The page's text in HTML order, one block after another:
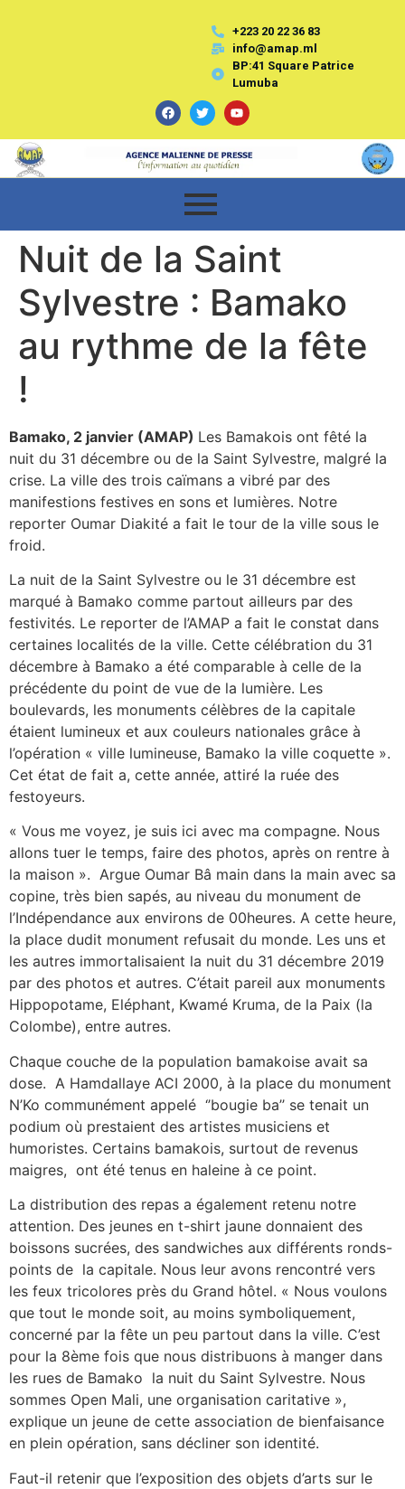
+223 20 22 36 83
info@amap.ml
BP:41 Square Patrice
Lumuba
Nuit de la Saint
Sylvestre : Bamako
au rythme de la fête
!
Bamako, 2 janvier (AMAP) Les Bamakois ont fêté la
nuit du 31 décembre ou de la Saint Sylvestre, malgré la
crise. La ville des trois caïmans a vibré par des
manifestions festives en sons et lumières. Notre
reporter Oumar Diakité a fait le tour de la ville sous le
froid.
La nuit de la Saint Sylvestre ou le 31 décembre est
marqué à Bamako comme partout ailleurs par des
festivités. Le reporter de l’AMAP a fait le constat dans
certaines localités de la ville. Cette célébration du 31
décembre à Bamako a été comparable à celle de la
précédente du point de vue de la lumière. Les
boulevards, les monuments célèbres de la capitale
étaient lumineux et aux couleurs nationales grâce à
l’opération « ville lumineuse, Bamako la ville coquette ».
Cet état de fait a, cette année, attiré la ruée des
festoyeurs.
« Vous me voyez, je suis ici avec ma compagne. Nous
allons tuer le temps, faire des photos, après on rentre à
la maison ». Argue Oumar Bâ main dans la main avec sa
copine, très bien sapés, au niveau du monument de
l’Indépendance aux environs de 00heures. A cette heure,
la place dudit monument refusait du monde. Les uns et
les autres immortalisaient la nuit du 31 décembre 2019
par des photos et autres. C’était pareil aux monuments
Hippopotame, Eléphant, Kwamé Kruma, de la Paix (la
Colombe), entre autres.
Chaque couche de la population bamakoise avait sa
dose. A Hamdallaye ACI 2000, à la place du monument
N’Ko communément appelé ‘’bougie ba’’ se tenait un
podium où prestaient des artistes musiciens et
humoristes. Certains bamakois, surtout de revenus
maigres, ont été tenus en haleine à ce point.
La distribution des repas a également retenu notre
attention. Des jeunes en t-shirt jaune donnaient des
boissons sucrées, des sandwiches aux différents ronds-
points de la capitale. Nous leur avons rencontré vers
les feux tricolores près du Grand hôtel. « Nous voulons
que tout le monde soit, au moins symboliquement,
concerné par la fête un peu partout dans la ville. C’est
pour la 8ème fois que nous distribuons à manger dans
les rues de Bamako la nuit du Saint Sylvestre. Nous
sommes Open Mali, une organisation caritative »,
explique un jeune de cette association de bienfaisance
en plein opération, sans décliner son identité.
Faut-il retenir que l’exposition des objets d’arts sur le